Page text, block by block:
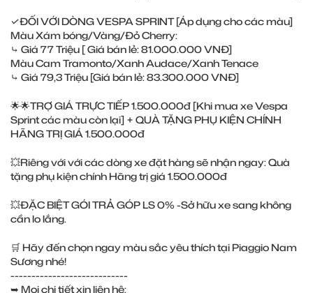
✓ĐỐI VỚI DÒNG VESPA SPRINT [Áp dụng cho các màu]
Màu Xám bóng/Vàng/Đỏ Cherry:
⤷ Giá 77 Triệu [ Giá bán lẻ: 81.000.000 VNĐ]
Màu Cam Tramonto/Xanh Audace/Xanh Tenace
⤷ Giá 79,3 Triệu [Giá bán lẻ: 83.300.000 VNĐ]
🌟🌟TRỢ GIÁ TRỰC TIẾP 1.500.000đ [Khi mua xe Vespa
Sprint các màu còn lại] + QUÀ TẶNG PHỤ KIỆN CHÍNH
HÃNG TRỊ GIÁ 1.500.000đ
💥Riêng với với các dòng xe đặt hàng sẽ nhận ngay: Quà
tặng phụ kiện chính Hãng trị giá 1.500.000đ
💥ĐẶC BIỆT GÓI TRẢ GÓP LS 0% -Sở hữu xe sang không
cần lo lắng.
🛒 Hãy đến chọn ngay màu sắc yêu thích tại Piaggio Nam
Sương nhé!
----------------------------
➥ Mọi chi tiết xin liên hệ: